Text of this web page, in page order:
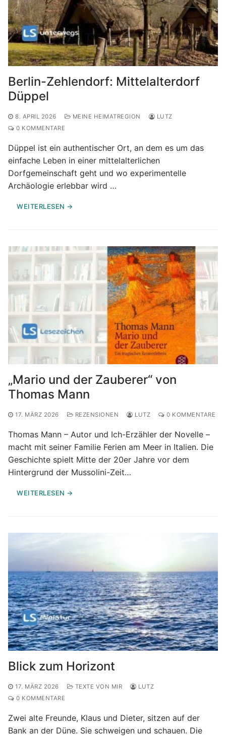
Berlin-Zehlendorf: Mittelalterdorf
Düppel
8. APRIL 2026 MEINE HEIMATREGION
LUTZ
0 KOMMENTARE
Düppel ist ein authentischer Ort, an dem es um das
einfache Leben in einer mittelalterlichen
Dorfgemeinschaft geht und wo experimentelle
Archäologie erlebbar wird …
WEITERLESEN →
„Mario und der Zauberer“ von
Thomas Mann
17. MÄRZ 2026 REZENSIONEN LUTZ 0 KOMMENTARE
Thomas Mann – Autor und Ich-Erzähler der Novelle –
macht mit seiner Familie Ferien am Meer in Italien. Die
Geschichte spielt Mitte der 20er Jahre vor dem
Hintergrund der Mussolini-Zeit…
WEITERLESEN →
Blick zum Horizont
17. MÄRZ 2026 TEXTE VON MIR
LUTZ
0 KOMMENTARE
Zwei alte Freunde, Klaus und Dieter, sitzen auf der
Bank an der Düne. Sie schweigen und schauen. Die